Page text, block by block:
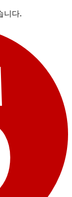
니다.